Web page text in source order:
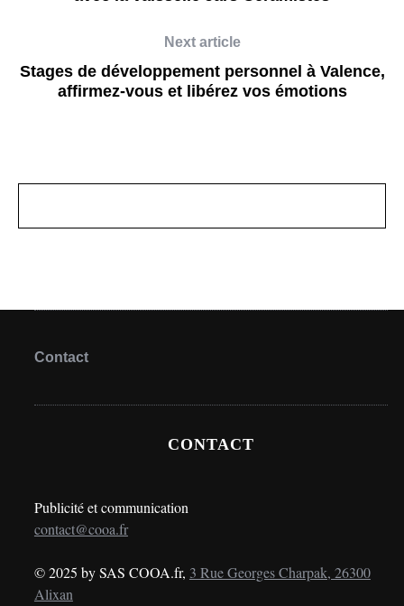
Next article
Stages de développement personnel à Valence,
affirmez-vous et libérez vos émotions
Contact
CONTACT
Publicité et communication
contact@cooa.fr
© 2025 by SAS COOA.fr, 3 Rue Georges Charpak, 26300
Alixan